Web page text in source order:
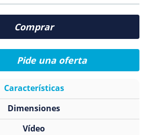
Comprar
Pide una oferta
Características
Dimensiones
Vídeo